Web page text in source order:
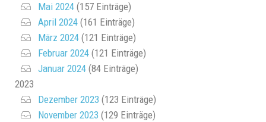
Mai 2024 (157 Einträge)
April 2024 (161 Einträge)
März 2024 (121 Einträge)
Februar 2024 (121 Einträge)
Januar 2024 (84 Einträge)
2023
Dezember 2023 (123 Einträge)
November 2023 (129 Einträge)